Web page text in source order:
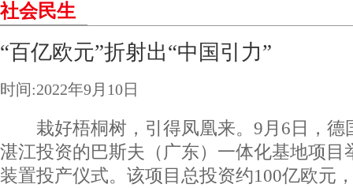
社会民生
“百亿欧元”折射出“中国引力”
时间:2022年9月10日
栽好梧桐树，引得凤凰来。9月6日，德
湛江投资的巴斯夫（广东）一体化基地项目
装置投产仪式。该项目总投资约100亿欧元